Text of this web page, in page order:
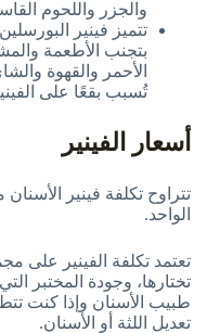
والجزر واللحوم
تتميز فينير
بتجنب الأطعمة
الأحمر والقهوة
تُسبب بقعًا على
أسعار الفينير
الواحد.
تعتمد تكلفة الفينير على
تختارها، وجودة المختبر
طبيب الأسنان وإذا كنت
تعديل اللثة أو الأسنان.